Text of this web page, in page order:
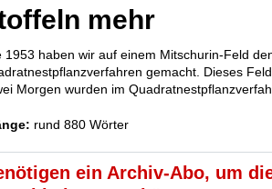
mehr
1953 haben wir auf einem Mitschurin-Feld
gemacht. Dieses
Morgen wurden im
rund 880 Wörter
ein Archiv-Abo, um